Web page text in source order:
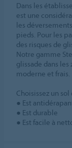
Dans les
est une
les
pieds. Pour les
des risques de
Notre gamme
glissade dans
moderne et frais.
Choisissez un sol
● Est
● Est durable
● Est facile à